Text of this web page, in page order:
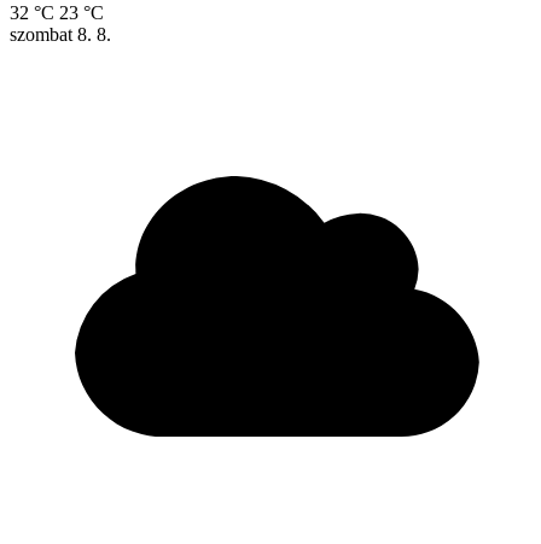
32 °C 23 °C
szombat 8. 8.